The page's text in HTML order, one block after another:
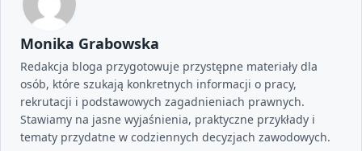
Monika Grabowska
Redakcja bloga przygotowuje przystępne materiały dla
osób, które szukają konkretnych informacji o pracy,
rekrutacji i podstawowych zagadnieniach prawnych.
Stawiamy na jasne wyjaśnienia, praktyczne przykłady i
tematy przydatne w codziennych decyzjach zawodowych.